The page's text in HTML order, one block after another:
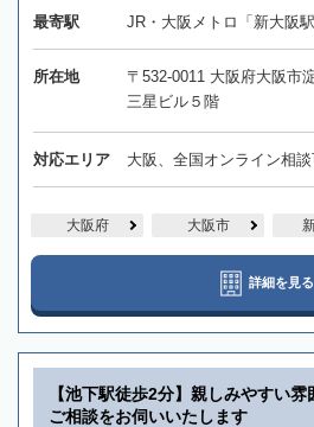
最寄駅 JR・大阪メトロ「新大阪
所在地
〒532-0011 大阪府大阪市
三星ビル５階
対応エリア 大阪、全国オンライン相
大阪府 大阪市
詳細を見る
【池下駅徒歩2分】親しみやすい
ご相談をお伺いいたします